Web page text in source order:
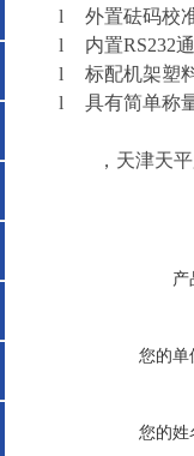
l
外置砝码校
l
内置RS232
l
标配机架塑
l
具有简单称
，天津天
产
您的单
您的姓